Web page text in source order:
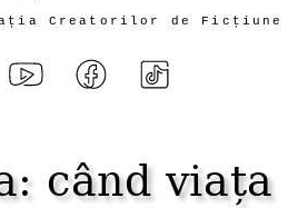
Creatorilor de Ficțiune
când viața